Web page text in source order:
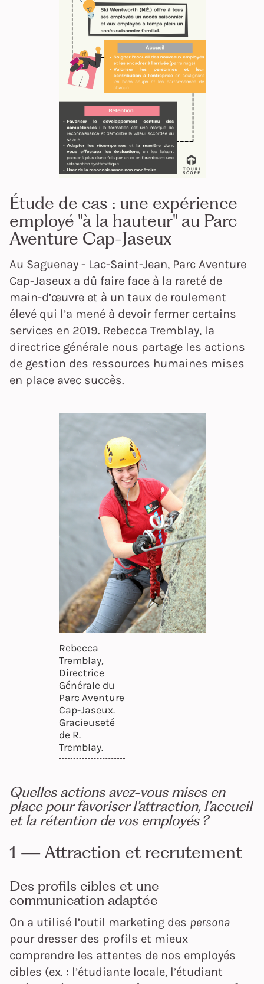
Étude de cas : une expérience
employé "à la hauteur" au Parc
Aventure Cap-Jaseux
Au Saguenay - Lac-Saint-Jean, Parc Aventure
Cap-Jaseux a dû faire face à la rareté de
main-d’œuvre et à un taux de roulement
élevé qui l’a mené à devoir fermer certains
services en 2019. Rebecca Tremblay, la
directrice générale nous partage les actions
de gestion des ressources humaines mises
en place avec succès.
Rebecca
Tremblay,
Directrice
Générale du
Parc Aventure
Cap-Jaseux.
Gracieuseté
de R.
Tremblay.
Quelles actions avez-vous mises en
place pour favoriser l’attraction, l’accueil
et la rétention de vos employés ?
1 — Attraction et recrutement
Des profils cibles et une
communication adaptée
On a utilisé l’outil marketing des persona
pour dresser des profils et mieux
comprendre les attentes de nos employés
cibles (ex. : l’étudiante locale, l’étudiant